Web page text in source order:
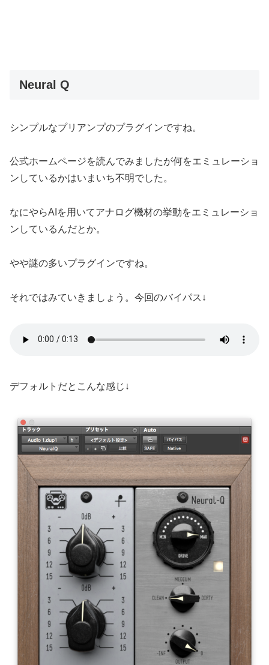
Neural Q
シンプルなプリアンプのプラグインですね。
公式ホームページを読んでみましたが何をエミュレーショ
ンしているかはいまいち不明でした。
なにやらAIを用いてアナログ機材の挙動をエミュレーショ
ンしているんだとか。
やや謎の多いプラグインですね。
それではみていきましょう。今回のバイパス↓
デフォルトだとこんな感じ↓